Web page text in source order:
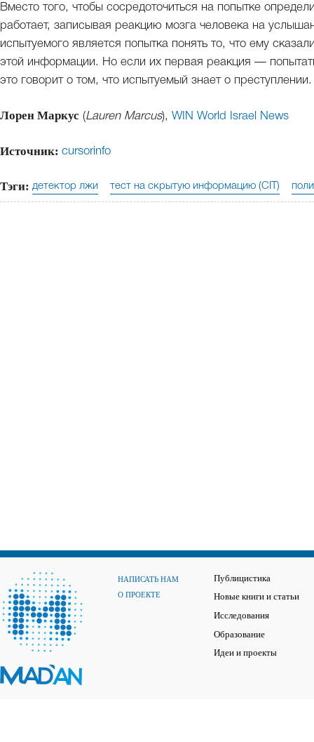
Вместо того, чтобы сосредоточиться на попытке
работает, записывая реакцию мозга человека на
испытуемого является попытка понять то, что ему
этой информации. Но если их первая реакция —
это говорит о том, что испытуемый знает о преступлении.
Лорен Маркус (Lauren Marcus), WIN World Israel News
Источник: cursorinfo
Тэги: детектор лжи тест на скрытую информацию (CIT)
НАПИСАТЬ НАМ
О ПРОЕКТЕ
Публицистика
Новые книги и статьи
Исследования
Образование
Идеи и проекты